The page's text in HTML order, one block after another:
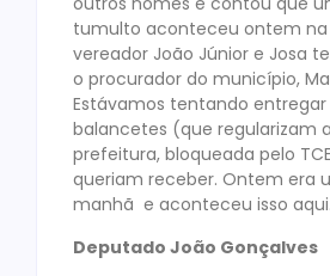
tumulto aconteceu ontem na
vereador João Júnior e Josa
o procurador do município,
Estávamos tentando entregar
balancetes (que regularizam
prefeitura, bloqueada pelo
queriam receber. Ontem era
manhã e aconteceu isso
Deputado João Gonçalves